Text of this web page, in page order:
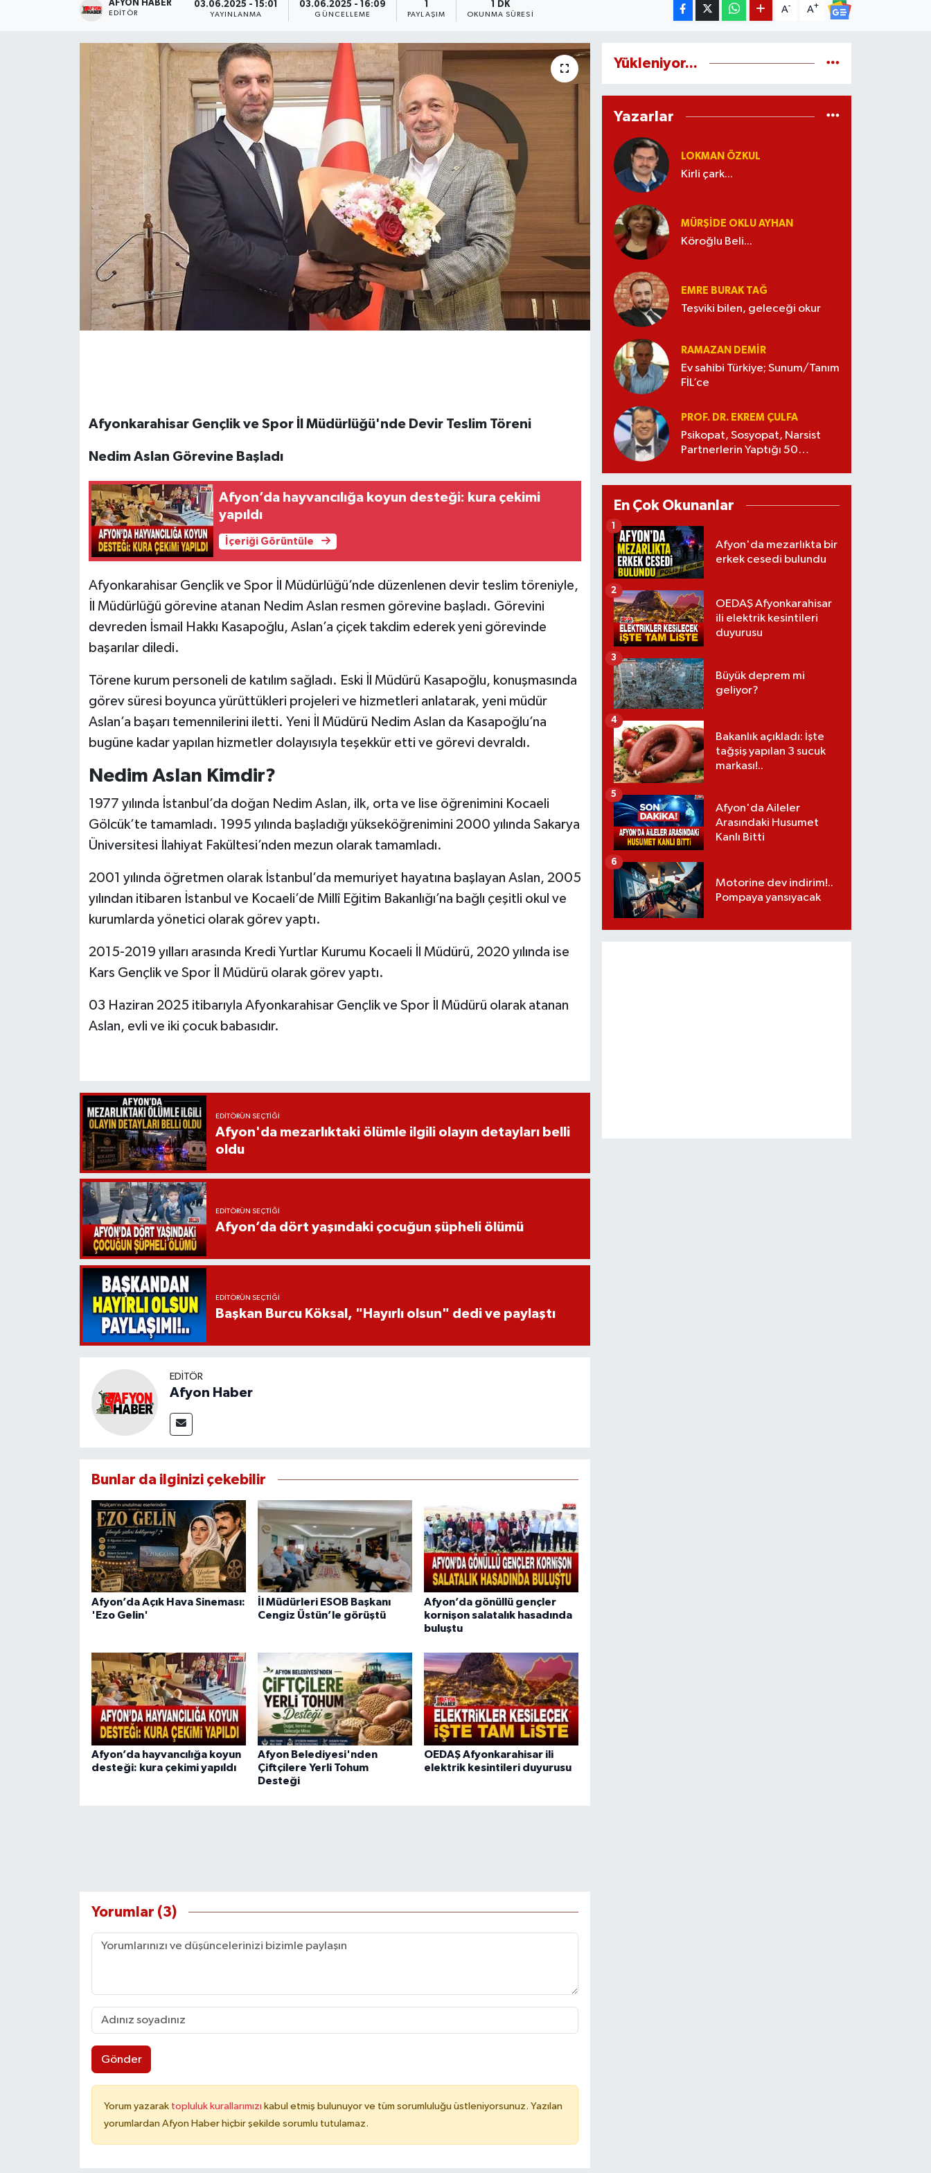
AFYON HABER
EDITÖR
03.06.2025 - 15:01
YAYINLANMA
03.06.2025 - 16:09
GÜNCELLEME PAYLAŞIM
1 DK
OKUNMA SÜRESI
A- A+
Afyonkarahisar Gençlik ve Spor İl Müdürlüğü'nde Devir Teslim Töreni
Nedim Aslan Görevine Başladı
Afyon’da hayvancılığa koyun desteği: kura çekimi
yapıldı
İçeriği Görüntüle
Afyonkarahisar Gençlik ve Spor İl Müdürlüğü’nde düzenlenen devir teslim töreniyle,
İl Müdürlüğü görevine atanan Nedim Aslan resmen görevine başladı. Görevini
devreden İsmail Hakkı Kasapoğlu, Aslan’a çiçek takdim ederek yeni görevinde
başarılar diledi.
Törene kurum personeli de katılım sağladı. Eski İl Müdürü Kasapoğlu, konuşmasında
görev süresi boyunca yürüttükleri projeleri ve hizmetleri anlatarak, yeni müdür
Aslan’a başarı temennilerini iletti. Yeni İl Müdürü Nedim Aslan da Kasapoğlu’na
bugüne kadar yapılan hizmetler dolayısıyla teşekkür etti ve görevi devraldı.
Nedim Aslan Kimdir?
1977 yılında İstanbul’da doğan Nedim Aslan, ilk, orta ve lise öğrenimini Kocaeli
Gölcük’te tamamladı. 1995 yılında başladığı yükseköğrenimini 2000 yılında Sakarya
Üniversitesi İlahiyat Fakültesi’nden mezun olarak tamamladı.
2001 yılında öğretmen olarak İstanbul’da memuriyet hayatına başlayan Aslan, 2005
yılından itibaren İstanbul ve Kocaeli’de Millî Eğitim Bakanlığı’na bağlı çeşitli okul ve
kurumlarda yönetici olarak görev yaptı.
2015-2019 yılları arasında Kredi Yurtlar Kurumu Kocaeli İl Müdürü, 2020 yılında ise
Kars Gençlik ve Spor İl Müdürü olarak görev yaptı.
03 Haziran 2025 itibarıyla Afyonkarahisar Gençlik ve Spor İl Müdürü olarak atanan
Aslan, evli ve iki çocuk babasıdır.
EDITÖRÜN SEÇTIĞI
Afyon'da mezarlıktaki ölümle ilgili olayın detayları belli
oldu
EDITÖRÜN SEÇTIĞI
Afyon’da dört yaşındaki çocuğun şüpheli ölümü
EDITÖRÜN SEÇTIĞI
Başkan Burcu Köksal, "Hayırlı olsun" dedi ve paylaştı
EDITÖR
Afyon Haber
Bunlar da ilginizi çekebilir
Afyon’da Açık Hava Sineması:
'Ezo Gelin'
İl Müdürleri ESOB Başkanı
Cengiz Üstün’le görüştü
Afyon’da gönüllü gençler
kornişon salatalık hasadında
buluştu
Afyon’da hayvancılığa koyun
desteği: kura çekimi yapıldı
Afyon Belediyesi'nden
Çiftçilere Yerli Tohum
Desteği
OEDAŞ Afyonkarahisar ili
elektrik kesintileri duyurusu
Yorumlar (3)
Gönder
Yorum yazarak topluluk kurallarımızı kabul etmiş bulunuyor ve tüm sorumluluğu üstleniyorsunuz. Yazılan
yorumlardan Afyon Haber hiçbir şekilde sorumlu tutulamaz.
Yükleniyor...
Yazarlar
LOKMAN ÖZKUL
Kirli çark...
MÜRŞIDE OKLU AYHAN
Köroğlu Beli...
EMRE BURAK TAĞ
Teşviki bilen, geleceği okur
RAMAZAN DEMİR
Ev sahibi Türkiye; Sunum/Tanım
FİL’ce
PROF. DR. EKREM ÇULFA
Psikopat, Sosyopat, Narsist
Partnerlerin Yaptığı 50
En Çok Okunanlar
Afyon'da mezarlıkta bir
erkek cesedi bulundu
1
OEDAŞ Afyonkarahisar
ili elektrik kesintileri
duyurusu
2
Büyük deprem mi
geliyor?
3
Bakanlık açıkladı: İşte
tağşiş yapılan 3 sucuk
markası!..
4
Afyon'da Aileler
Arasındaki Husumet
Kanlı Bitti
5
Motorine dev indirim!..
Pompaya yansıyacak
6